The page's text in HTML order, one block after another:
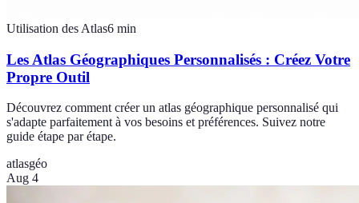
Utilisation des Atlas6 min
Les Atlas Géographiques Personnalisés : Créez Votre
Propre Outil
Découvrez comment créer un atlas géographique personnalisé qui
s'adapte parfaitement à vos besoins et préférences. Suivez notre
guide étape par étape.
atlasgéo
Aug 4